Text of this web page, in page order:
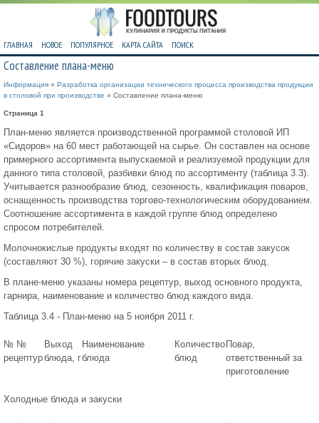
ГЛАВНАЯ НОВОЕ ПОПУЛЯРНОЕ КАРТА САЙТА ПОИСК
Составление плана-меню
Информация » Разработка организации технического процесса производства продукции
в столовой при производстве » Составление плана-меню
Страница 1
План-меню является производственной программой столовой ИП
«Сидоров» на 60 мест работающей на сырье. Он составлен на основе
примерного ассортимента выпускаемой и реализуемой продукции для
данного типа столовой, разбивки блюд по ассортименту (таблица 3.3).
Учитывается разнообразие блюд, сезонность, квалификация поваров,
оснащенность производства торгово-технологическим оборудованием.
Соотношение ассортимента в каждой группе блюд определено
спросом потребителей.
Молочнокислые продукты входят по количеству в состав закусок
(составляют 30 %), горячие закуски – в состав вторых блюд.
В плане-меню указаны номера рецептур, выход основного продукта,
гарнира, наименование и количество блюд каждого вида.
Таблица 3.4 - План-меню на 5 ноября 2011 г.
№ №
рецептур
Выход
блюда, г
Наименование
блюда
Количество
блюд
Повар,
ответственный за
приготовление
Холодные блюда и закуски